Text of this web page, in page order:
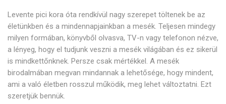
Levente pici kora óta rendkívül nagy szerepet töltenek be az
életünkben és a mindennapjainkban a mesék. Teljesen mindegy
milyen formában, könyvből olvasva, TV-n vagy telefonon nézve,
a lényeg, hogy el tudjunk veszni a mesék világában és ez sikerül
is mindkettőnknek. Persze csak mértékkel. A mesék
birodalmában megvan mindannak a lehetősége, hogy mindent,
ami a való életben rosszul működik, meg lehet változtatni. Ezt
szeretjük bennük.